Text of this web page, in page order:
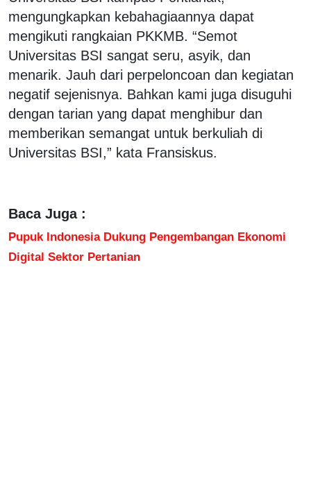
mengungkapkan kebahagiaannya dapat
mengikuti rangkaian PKKMB. “Semot
Universitas BSI sangat seru, asyik, dan
menarik. Jauh dari perpeloncoan dan kegiatan
negatif sejenisnya. Bahkan kami juga disuguhi
dengan tarian yang dapat menghibur dan
memberikan semangat untuk berkuliah di
Universitas BSI,” kata Fransiskus.
Baca Juga :
Pupuk Indonesia Dukung Pengembangan Ekonomi
Digital Sektor Pertanian